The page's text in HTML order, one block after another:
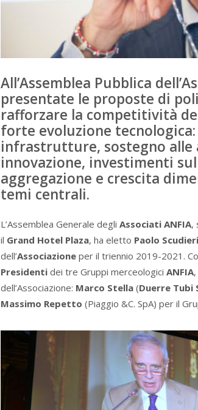
All’Assemblea Pubblica
presentate le proposte di
rafforzare la competitività
forte evoluzione
infrastrutture, sostegno
innovazione, investimenti
aggregazione e crescita
temi centrali.
L’Assemblea Generale degli Associati ANFIA,
il Grand Hotel Plaza, ha eletto Paolo
dell’Associazioneper il triennio 2019-2021.
Presidentidei tre Gruppi merceologici ANFIA,
dell’Associazione: Marco Stella(Duerre Tubi
Massimo Repetto (Piaggio &C. SpA) per il